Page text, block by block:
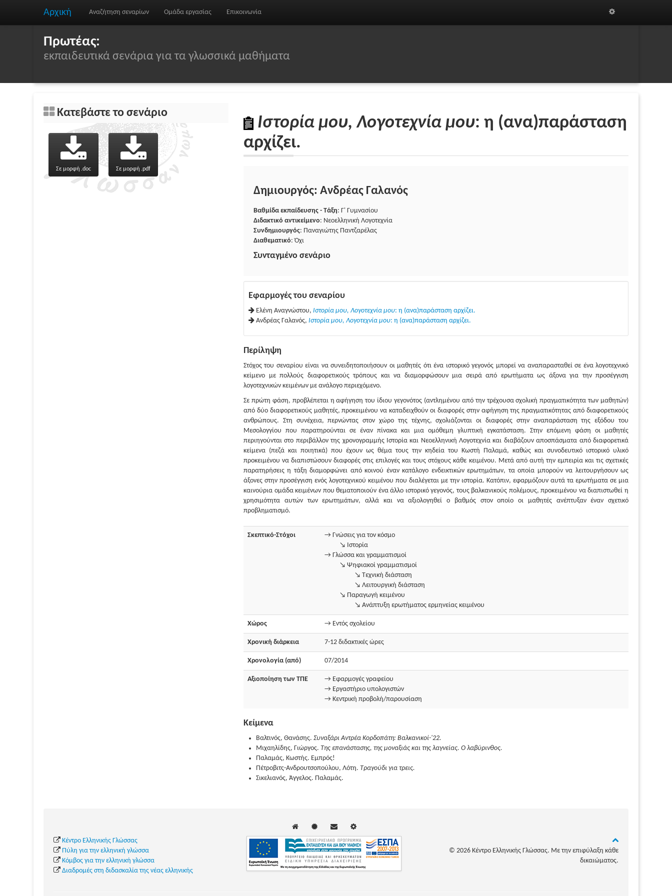
Αρχική Αναζήτηση σεναρίων Ομάδα εργασίας Επικοινωνία
Πρωτέας:
εκπαιδευτικά σενάρια για τα γλωσσικά μαθήματα
Κατεβάστε το σενάριο
Σε μορφή .doc Σε μορφή .pdf
Ιστορία μου, Λογοτεχνία μου: η (ανα)παράσταση
αρχίζει.
Δημιουργός: Ανδρέας Γαλανός
Βαθμίδα εκπαίδευσης - Τάξη: Γ' Γυμνασίου
Διδακτικό αντικείμενο: Νεοελληνική Λογοτεχνία
Συνδημιουργός: Παναγιώτης Παντζαρέλας
Διαθεματικό: Όχι
Συνταγμένο σενάριο
Εφαρμογές του σεναρίου
Ελένη Αναγνώστου, Ιστορία μου, Λογοτεχνία μου: η (ανα)παράσταση αρχίζει.
Ανδρέας Γαλανός, Ιστορία μου, Λογοτεχνία μου: η (ανα)παράσταση αρχίζει.
Περίληψη
Στόχος του σεναρίου είναι να συνειδητοποιήσουν οι μαθητές ότι ένα ιστορικό γεγονός μπορεί να αναπαρασταθεί σε ένα λογοτεχνικό
κείμενο με πολλούς διαφορετικούς τρόπους και να διαμορφώσουν μια σειρά από ερωτήματα ως άξονα για την προσέγγιση
λογοτεχνικών κειμένων με ανάλογο περιεχόμενο.
Σε πρώτη φάση, προβλέπεται η αφήγηση του ίδιου γεγονότος (αντλημένου από την τρέχουσα σχολική πραγματικότητα των μαθητών)
από δύο διαφορετικούς μαθητές, προκειμένου να καταδειχθούν οι διαφορές στην αφήγηση της πραγματικότητας από διαφορετικούς
ανθρώπους. Στη συνέχεια, περνώντας στον χώρο της τέχνης, σχολιάζονται οι διαφορές στην αναπαράσταση της εξόδου του
Μεσολογγίου που παρατηρούνται σε έναν πίνακα και μια ομόθεμη γλυπτική εγκατάσταση. Στην επόμενη φάση οι μαθητές
περιηγούνται στο περιβάλλον της χρονογραμμής Ιστορία και Νεοελληνική Λογοτεχνία και διαβάζουν αποσπάσματα από διαφορετικά
κείμενα (πεζά και ποιητικά) που έχουν ως θέμα τους την κηδεία του Κωστή Παλαμά, καθώς και συνοδευτικό ιστορικό υλικό
προκειμένου να διαπιστώσουν διαφορές στις επιλογές και τους στόχους κάθε κειμένου. Μετά από αυτή την εμπειρία και τις σχετικές
παρατηρήσεις η τάξη διαμορφώνει από κοινού έναν κατάλογο ενδεικτικών ερωτημάτων, τα οποία μπορούν να λειτουργήσουν ως
άξονες στην προσέγγιση ενός λογοτεχνικού κειμένου που διαλέγεται με την ιστορία. Κατόπιν, εφαρμόζουν αυτά τα ερωτήματα σε μια
καινούρια ομάδα κειμένων που θεματοποιούν ένα άλλο ιστορικό γεγονός, τους βαλκανικούς πολέμους, προκειμένου να διαπιστωθεί η
χρησιμότητα αυτών των ερωτημάτων, αλλά και να αξιολογηθεί ο βαθμός στον οποίο οι μαθητές ανέπτυξαν έναν σχετικό
προβληματισμό.
Σκεπτικό-Στόχοι
→ Γνώσεις για τον κόσμο
↘ Ιστορία
→ Γλώσσα και γραμματισμοί
↘ Ψηφιακοί γραμματισμοί
↘ Τεχνική διάσταση
↘ Λειτουργική διάσταση
↘ Παραγωγή κειμένου
↘ Ανάπτυξη ερωτήματος ερμηνείας κειμένου
Χώρος → Εντός σχολείου
Χρονική διάρκεια 7-12 διδακτικές ώρες
Χρονολογία (από) 07/2014
Αξιοποίηση των ΤΠΕ
→ Εφαρμογές γραφείου
→ Εργαστήριο υπολογιστών
→ Κεντρική προβολή/παρουσίαση
Κείμενα
Βαλτινός, Θανάσης. Συναξάρι Αντρέα Κορδοπάτη: Βαλκανικοί-'22.
Μιχαηλίδης, Γιώργος. Της επανάστασης, της μοναξιάς και της λαγνείας. Ο λαβύρινθος.
Παλαμάς, Κωστής. Εμπρός!
Πέτροβιτς-Ανδρουτσοπούλου, Λότη. Τραγούδι για τρεις.
Σικελιανός, Άγγελος. Παλαμάς.
Κέντρο Ελληνικής Γλώσσας
Πύλη για την ελληνική γλώσσα
Κόμβος για την ελληνική γλώσσα
Διαδρομές στη διδασκαλία της νέας ελληνικής
© 2026 Κέντρο Ελληνικής Γλώσσας. Με την επιφύλαξη κάθε
δικαιώματος.